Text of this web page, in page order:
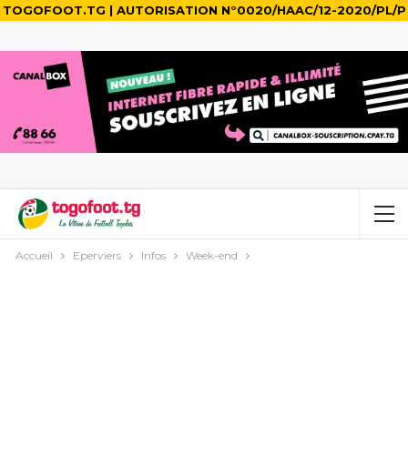
TOGOFOOT.TG | AUTORISATION N°0020/HAAC/12-2020/PL/P
Accueil Eperviers Infos Week-end